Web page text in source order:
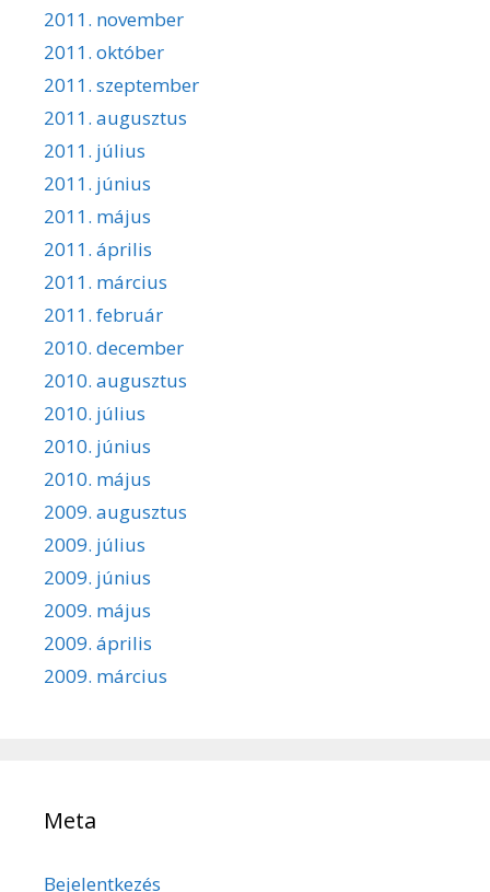
2011. november
2011. október
2011. szeptember
2011. augusztus
2011. július
2011. június
2011. május
2011. április
2011. március
2011. február
2010. december
2010. augusztus
2010. július
2010. június
2010. május
2009. augusztus
2009. július
2009. június
2009. május
2009. április
2009. március
Meta
Bejelentkezés